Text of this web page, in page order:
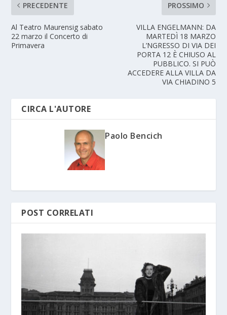
PRECEDENTE
Al Teatro Maurensig sabato
22 marzo il Concerto di
Primavera
PROSSIMO
VILLA ENGELMANN: DA
MARTEDÌ 18 MARZO
L’NGRESSO DI VIA DEI
PORTA 12 È CHIUSO AL
PUBBLICO. SI PUÒ
ACCEDERE ALLA VILLA DA
VIA CHIADINO 5
CIRCA L'AUTORE
Paolo Bencich
POST CORRELATI